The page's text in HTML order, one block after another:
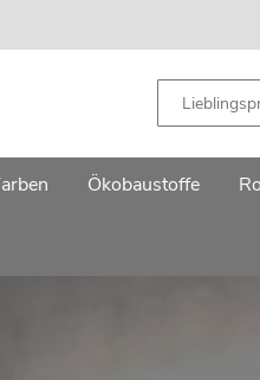
Ökobaustoffe